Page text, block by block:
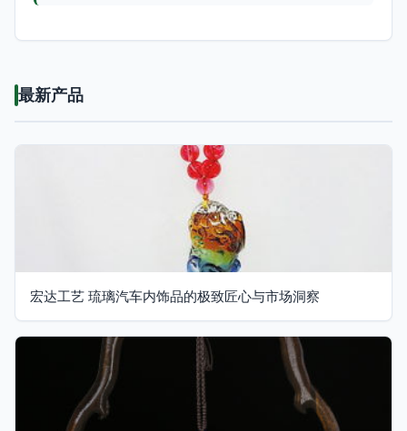
最新产品
宏达工艺 琉璃汽车内饰品的极致匠心与市场洞察